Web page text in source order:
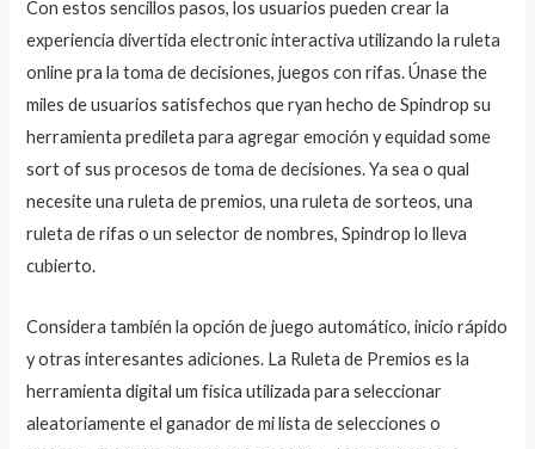
Con estos sencillos pasos, los usuarios pueden crear la
experiencia divertida electronic interactiva utilizando la ruleta
online pra la toma de decisiones, juegos con rifas. Únase the
miles de usuarios satisfechos que ryan hecho de Spindrop su
herramienta predileta para agregar emoción y equidad some
sort of sus procesos de toma de decisiones. Ya sea o qual
necesite una ruleta de premios, una ruleta de sorteos, una
ruleta de rifas o un selector de nombres, Spindrop lo lleva
cubierto.
Considera también la opción de juego automático, inicio rápido
y otras interesantes adiciones. La Ruleta de Premios es la
herramienta digital um física utilizada para seleccionar
aleatoriamente el ganador de mi lista de selecciones o